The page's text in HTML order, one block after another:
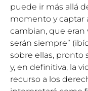
puede ir más allá
momento y captar
cambian, que eran
serán siempre”
sobre ellas, pronto
y, en definitiva, la
recurso a los